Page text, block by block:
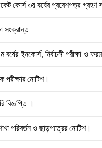
কোর্স ৩য় বর্ষের প্রবেশপত্র
সংক্রান্ত
বর্ষের ইনকোর্স, নির্বাচনী পরীক্ষা ও
পরীক্ষার নোটিশ।
বিজ্ঞপ্তি ।
পরিবর্তন ও ছাড়পত্রের নোটিশ।